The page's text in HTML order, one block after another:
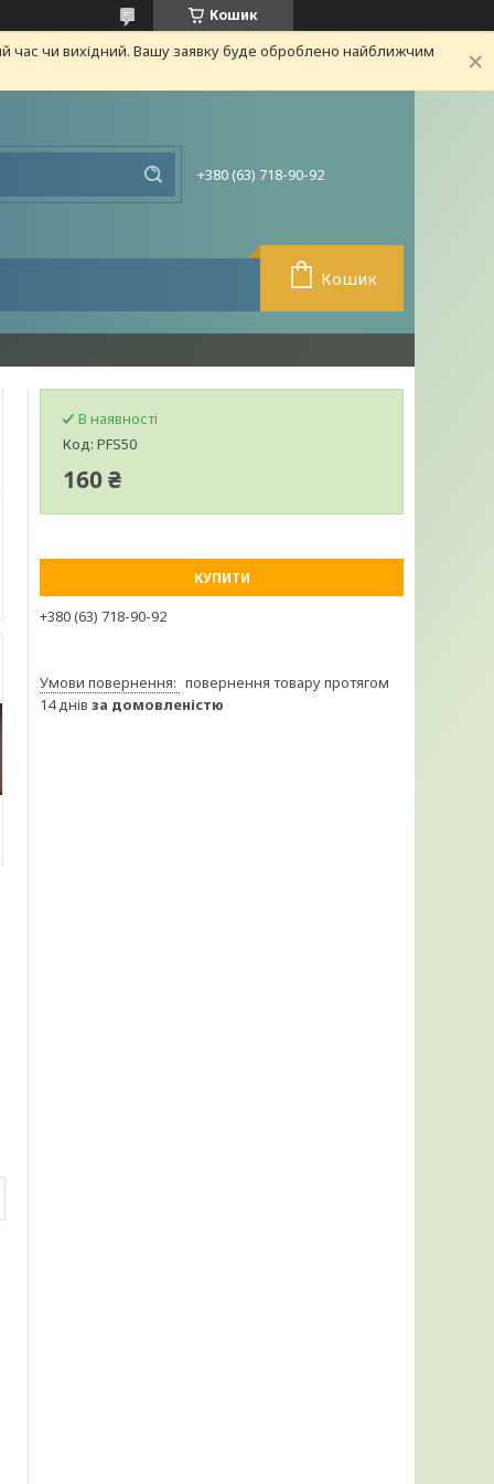
Кошик
час чи вихідний. Вашу заявку буде оброблено найближчим
+380 (63) 718-90-92
Кошик
В наявності
Код: PFS50
160 ₴
КУПИТИ
+380 (63) 718-90-92
повернення товару протягом
14 днів за домовленістю